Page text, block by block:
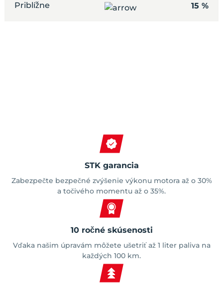
Priblížne
15 %
STK garancia
Zabezpečte bezpečné zvýšenie výkonu motora až o 30%
a točivého momentu až o 35%.
10 ročné skúsenosti
Vďaka našim úpravám môžete ušetriť až 1 liter paliva na
každých 100 km.